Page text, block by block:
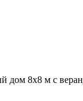
дом 8х8 м с